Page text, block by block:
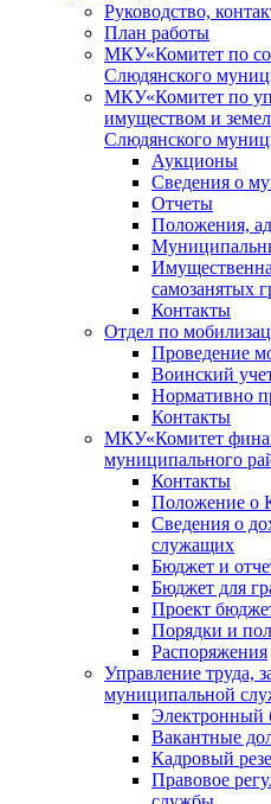
Руководство,
План работы
МКУ«Комитет по
Слюдянского
МКУ«Комитет по
имуществом и
Слюдянского
Аукционы
Сведения о
Отчеты
Положения,
самозанятых
Контакты
Отдел по
Проведение
Воинский
Нормативно
Контакты
МКУ«Комитет
муниципального
Контакты
Положение о
Сведения о
служащих
Бюджет и
Бюджет для
Проект
Порядки и
Распоряжения
Управление труда,
муниципальной
Электронный
Вакантные
Кадровый
Правовое